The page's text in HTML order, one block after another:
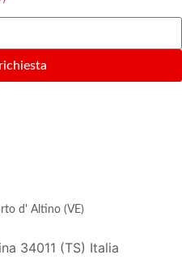
d' Altino (VE)
34011 (TS) Italia